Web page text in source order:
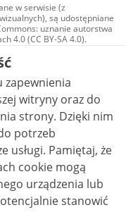
w serwisie (z
są udostępniane
uznanie autorstwa
4.0 (CC BY-SA 4.0).
tym zdjęcia, materiały
na licencji typu
autorstwa użycie
zależnych 4.0 (CC BY-
stwierdzone inaczej.
zapewnienia
witryny oraz do
Dzięki nim
potrzeb
że
cookie mogą
urządzenia lub
stanowić